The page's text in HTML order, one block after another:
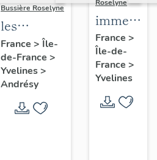
Bussière Roselyne
les
immeubles,
maisons et
fermes du
canton
d'Andrésy
France > Île-
de-France >
Yvelines>
Andrésy
Roselyne
maisons,
fermes
France >
Île-de-
France >
Yvelines